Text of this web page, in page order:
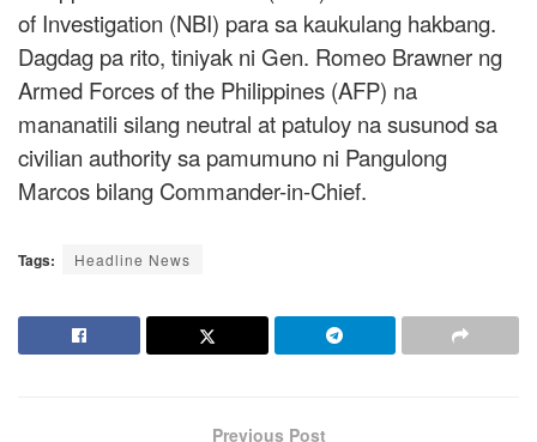
of Investigation (NBI) para sa kaukulang hakbang.
Dagdag pa rito, tiniyak ni Gen. Romeo Brawner ng
Armed Forces of the Philippines (AFP) na
mananatili silang neutral at patuloy na susunod sa
civilian authority sa pamumuno ni Pangulong
Marcos bilang Commander-in-Chief.
Tags: Headline News
Previous Post